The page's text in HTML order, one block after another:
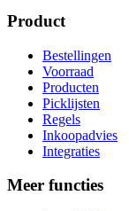
Product
Bestellingen
Voorraad
Producten
Picklijsten
Regels
Inkoopadvies
Integraties
Meer functies